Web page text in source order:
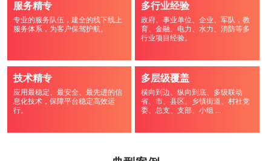
服务精专
专业的服务队伍，建全的线下线上
服务体系，为客户保驾护航。
多行业经验
政府、事业单位、企业、军队，教
育、金融、电力、水力、消防等多
行业项目经验。
技术精专
应用最稳定、最安全、最先进的信
息化技术，保障平台稳定高效运
行。
多层级覆盖
横向到边、纵向到底、多级联动
省、市、县区、乡镇街道、村社党
委、总支、支部、小组 ...